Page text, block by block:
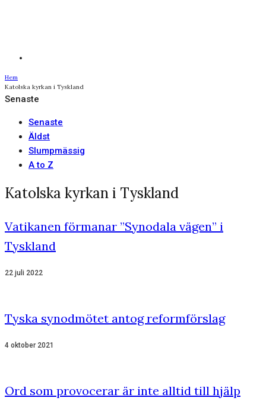
Hem
Katolska kyrkan i Tyskland
Senaste
Senaste
Äldst
Slumpmässig
A to Z
Katolska kyrkan i Tyskland
Vatikanen förmanar ”Synodala vägen” i
Tyskland
22 juli 2022
Tyska synodmötet antog reformförslag
4 oktober 2021
Ord som provocerar är inte alltid till hjälp